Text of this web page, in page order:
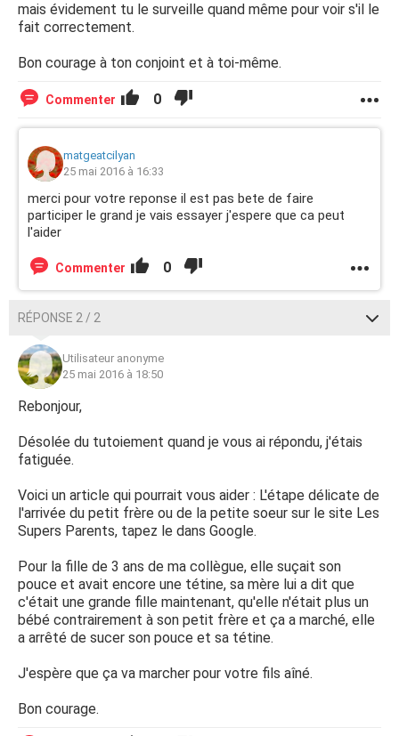
mais évidement tu le surveille quand même pour voir s'il le
fait correctement.
Bon courage à ton conjoint et à toi-même.
Commenter 0
matgeatcilyan
25 mai 2016 à 16:33
merci pour votre reponse il est pas bete de faire
participer le grand je vais essayer j'espere que ca peut
l'aider
Commenter 0
RÉPONSE 2 / 2
Utilisateur anonyme
25 mai 2016 à 18:50
Rebonjour,
Désolée du tutoiement quand je vous ai répondu, j'étais
fatiguée.
Voici un article qui pourrait vous aider : L'étape délicate de
l'arrivée du petit frère ou de la petite soeur sur le site Les
Supers Parents, tapez le dans Google.
Pour la fille de 3 ans de ma collègue, elle suçait son
pouce et avait encore une tétine, sa mère lui a dit que
c'était une grande fille maintenant, qu'elle n'était plus un
bébé contrairement à son petit frère et ça a marché, elle
a arrêté de sucer son pouce et sa tétine.
J'espère que ça va marcher pour votre fils aîné.
Bon courage.